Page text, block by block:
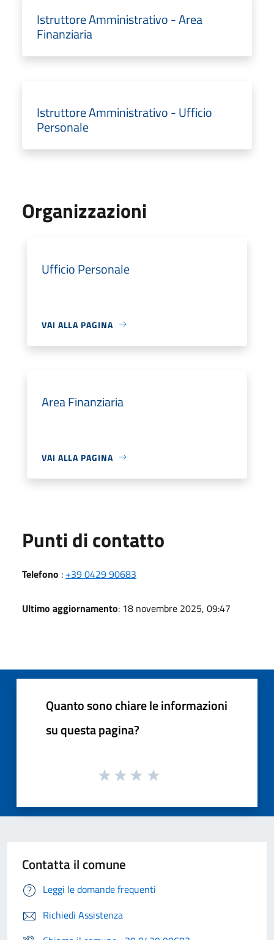
Istruttore Amministrativo - Area
Finanziaria
Istruttore Amministrativo - Ufficio
Personale
Organizzazioni
Ufficio Personale
VAI ALLA PAGINA
Area Finanziaria
VAI ALLA PAGINA
Punti di contatto
Telefono : +39 0429 90683
Ultimo aggiornamento: 18 novembre 2025, 09:47
Quanto sono chiare le informazioni
su questa pagina?
Contatta il comune
Leggi le domande frequenti
Richiedi Assistenza